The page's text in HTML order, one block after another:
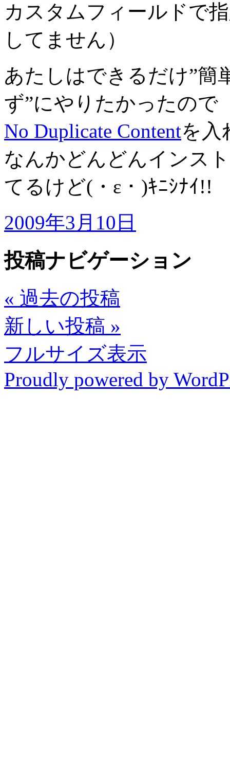
カスタムフィールドで
してません）
あたしはできるだけ”簡
ず”にやりたかったので
No Duplicate Contentを入
なんかどんどんインス
てるけど(・ε・)ｷﾆｼﾅｲ!!
2009年3月10日
投稿ナビゲーション
« 過去の投稿
新しい投稿 »
フルサイズ表示
Proudly powered by